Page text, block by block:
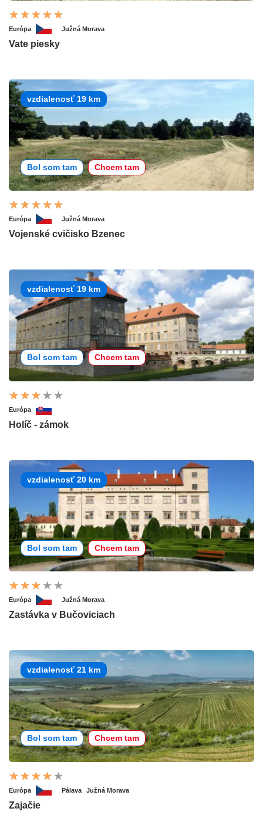
Európa Južná Morava
Vate piesky
vzdialenosť 19 km
Bol som tam Chcem tam
Európa Južná Morava
Vojenské cvičisko Bzenec
vzdialenosť 19 km
Bol som tam Chcem tam
Európa
Holíč - zámok
vzdialenosť 20 km
Bol som tam Chcem tam
Európa Južná Morava
Zastávka v Bučoviciach
vzdialenosť 21 km
Bol som tam Chcem tam
Európa Pálava Južná Morava
Zajačie